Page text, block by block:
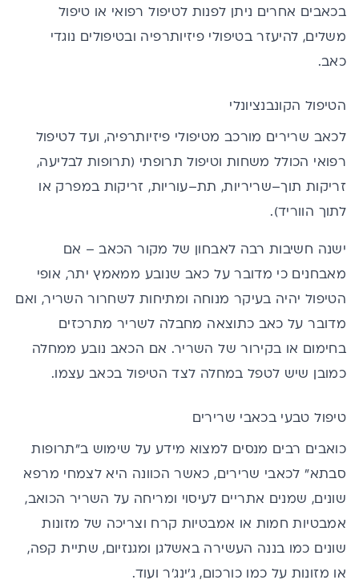
בכאבים אחרים ניתן לפנות לטיפול רפואי או טיפול
משלים, להיעזר בטיפולי פיזיותרפיה ובטיפולים נוגדי
כאב.
הטיפול הקונבנציונלי
לכאב שרירים מורכב מטיפולי פיזיותרפיה, ועד לטיפול
רפואי הכולל משחות וטיפול תרופתי (תרופות לבליעה,
זריקות תוך–שריריות, תת–עוריות, זריקות במפרק או
לתוך הווריד).
ישנה חשיבות רבה לאבחון של מקור הכאב – אם
מאבחנים כי מדובר על כאב שנובע ממאמץ יתר, אופי
הטיפול יהיה בעיקר מנוחה ומתיחות לשחרור השריר, ואם
מדובר על כאב כתוצאה מחבלה לשריר מתרכזים
בחימום או בקירור של השריר. אם הכאב נובע ממחלה
כמובן שיש לטפל במחלה לצד הטיפול בכאב עצמו.
טיפול טבעי בכאבי שרירים
כואבים רבים מנסים למצוא מידע על שימוש ב"תרופות
סבתא" לכאבי שרירים, כאשר הכוונה היא לצמחי מרפא
שונים, שמנים אתריים לעיסוי ומריחה על השריר הכואב,
אמבטיות חמות או אמבטיות קרח וצריכה של מזונות
שונים כמו בננה העשירה באשלגן ומגנזיום, שתיית קפה,
או מזונות על כמו כורכום, ג'ינג'ר ועוד.